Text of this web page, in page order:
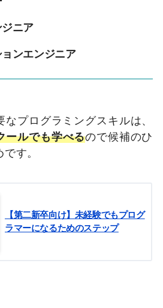
ニア
ンエンジニア
プログラミングスキルは、
ールでも学べるので候補のひ
す。
【第二新卒向け】未経験でもプログ
ラマーになるためのステップ